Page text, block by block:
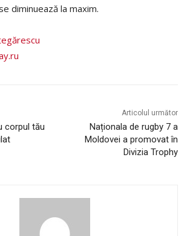
diminuează la maxim.
corpul tău
Articolul următor
Naționala de rugby 7 a
Moldovei a promovat în
Divizia Trophy